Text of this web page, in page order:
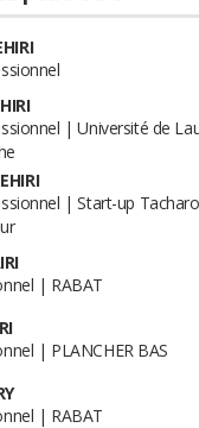
| Université de
| Start-up
| RABAT
| PLANCHER BAS
| RABAT